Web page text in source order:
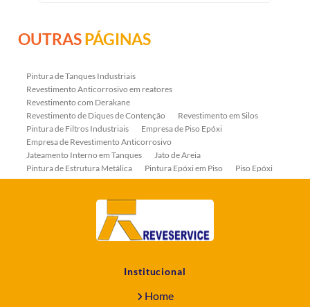
OUTRASPÁGINAS
Pintura de Tanques Industriais
Revestimento Anticorrosivo em reatores
Revestimento com Derakane
Revestimento de Diques de Contenção
Revestimento em Silos
Pintura de Filtros Industriais
Empresa de Piso Epóxi
Empresa de Revestimento Anticorrosivo
Jateamento Interno em Tanques
Jato de Areia
Pintura de Estrutura Metálica
Pintura Epóxi em Piso
Piso Epóxi
Piso Epóxi Autonivelante
Revestimento E-coat em Serpentinas
Revestimentos Anticorrosivos em Trocadores de Calor
Revestimentos em Tanques
Revestimentos Fenólicos
Empresa Jateamento Abrasivo
Jateamento Abrasivo
Jateamento Abrasivo em Bombas
Jateamento Abrasivo Industrial
Institucional
Home